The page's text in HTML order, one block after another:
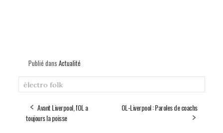
Publié dans Actualité
électro folk
Avant Liverpool, l'OL a
toujours la poisse
OL-Liverpool : Paroles de coachs